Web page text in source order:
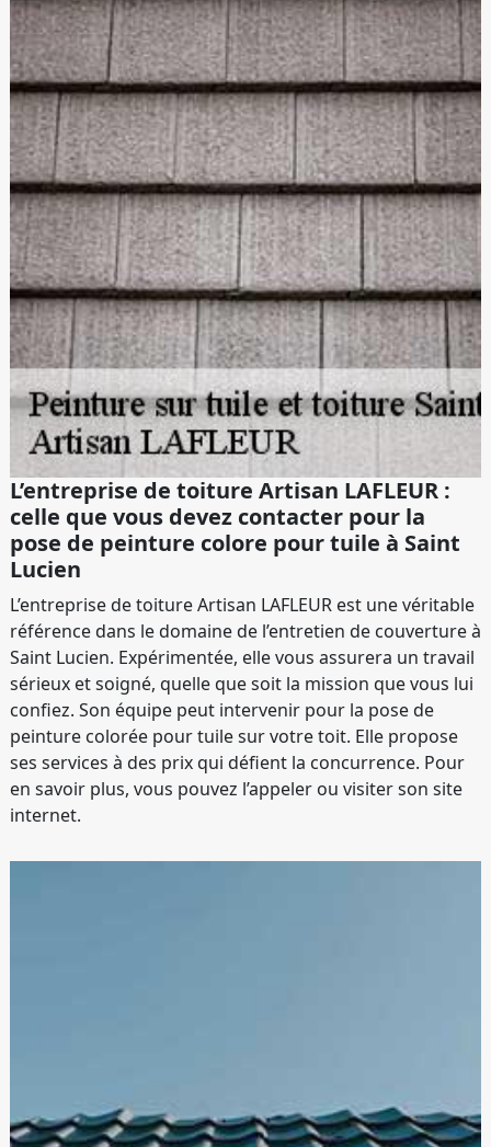
L’entreprise de toiture Artisan LAFLEUR :
celle que vous devez contacter pour la
pose de peinture colore pour tuile à Saint
Lucien
L’entreprise de toiture Artisan LAFLEUR est une véritable
référence dans le domaine de l’entretien de couverture à
Saint Lucien. Expérimentée, elle vous assurera un travail
sérieux et soigné, quelle que soit la mission que vous lui
confiez. Son équipe peut intervenir pour la pose de
peinture colorée pour tuile sur votre toit. Elle propose
ses services à des prix qui défient la concurrence. Pour
en savoir plus, vous pouvez l’appeler ou visiter son site
internet.